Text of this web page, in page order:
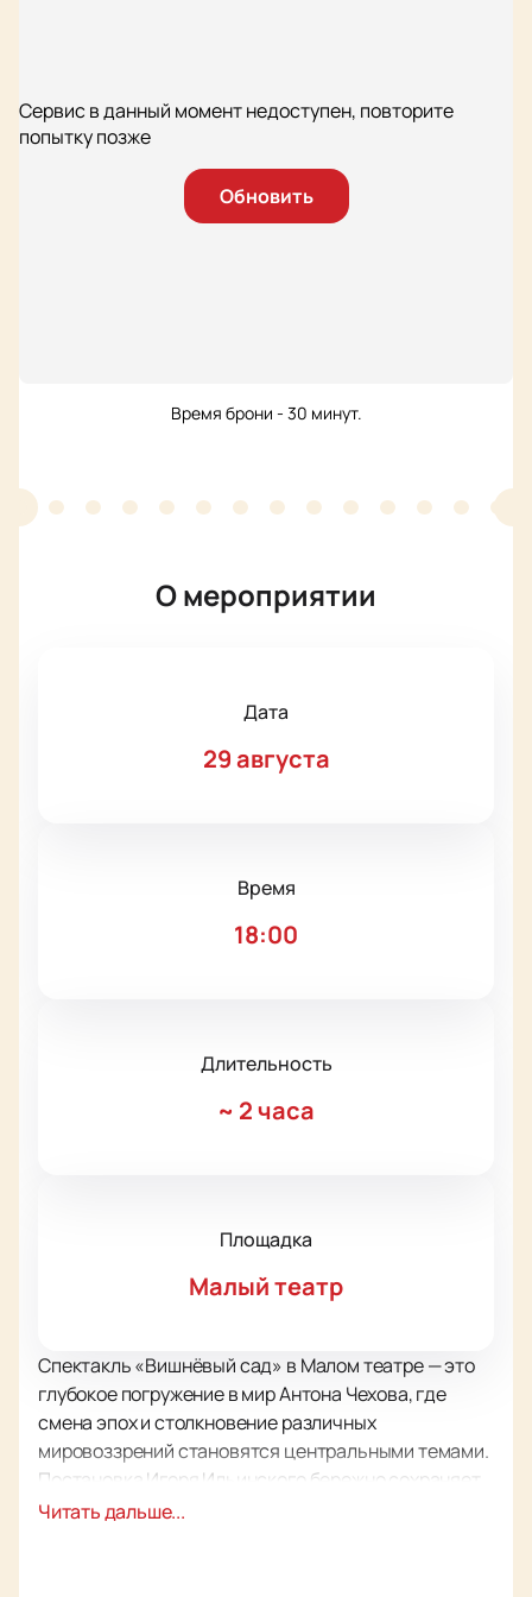
Сервис в данный момент недоступен, повторите
попытку позже
Обновить
Время брони - 30 минут.
О мероприятии
Дата
29 августа
Время
18:00
Длительность
~ 2 часа
Площадка
Малый театр
Спектакль «Вишнёвый сад» в Малом театре — это
глубокое погружение в мир Антона Чехова, где
смена эпох и столкновение различных
мировоззрений становятся центральными темами.
Постановка Игоря Ильинского бережно сохраняет
оригинальную атмосферу произведения, позволяя
Читать дальше...